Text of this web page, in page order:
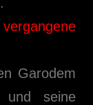
Garodem
und seine